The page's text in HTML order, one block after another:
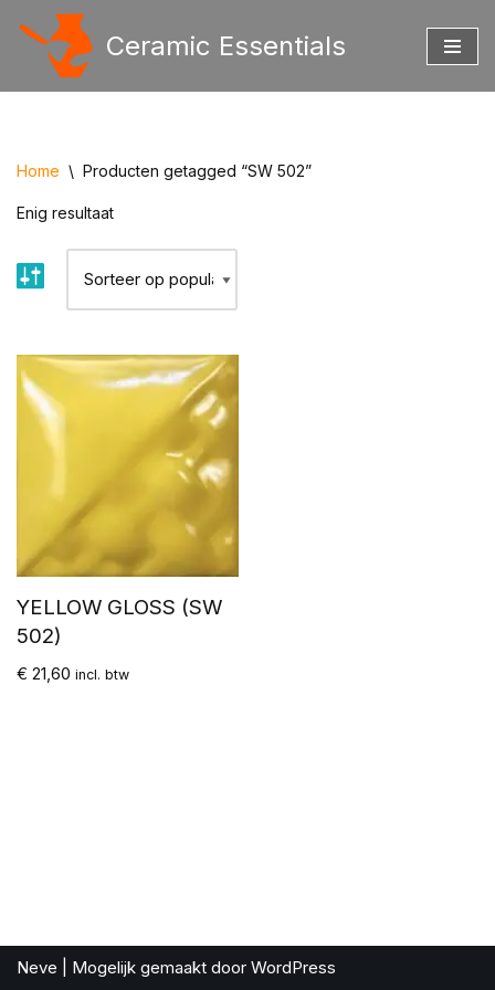
Ceramic Essentials
Home \ Producten getagged “SW 502”
Enig resultaat
YELLOW GLOSS (SW
502)
€ 21,60 incl. btw
Neve | Mogelijk gemaakt door WordPress